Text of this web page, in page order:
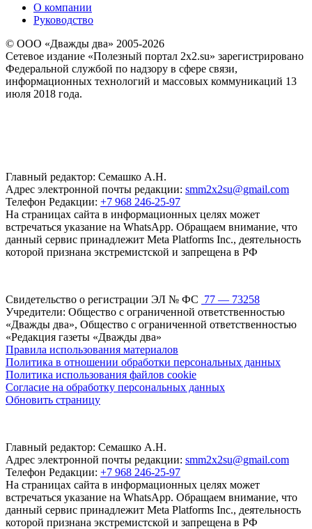
О компании
Руководство
© ООО «Дважды два» 2005-2026
Сетевое издание «Полезный портал 2x2.su» зарегистрировано
Федеральной службой по надзору в сфере связи,
информационных технологий и массовых коммуникаций 13
июля 2018 года.
Главный редактор: Семашко А.Н.
Адрес электронной почты редакции: smm2x2su@gmail.com
Телефон Редакции: +7 968 246-25-97
На страницах сайта в информационных целях может
встречаться указание на WhatsApp. Обращаем внимание, что
данный сервис принадлежит Meta Platforms Inc., деятельность
которой признана экстремистской и запрещена в РФ
Свидетельство о регистрации ЭЛ № ФС 77 — 73258
Учредители: Общество с ограниченной ответственностью
«Дважды два», Общество с ограниченной ответственностью
«Редакция газеты «Дважды два»
Правила использования материалов
Политика в отношении обработки персональных данных
Политика использования файлов cookie
Согласие на обработку персональных данных
Обновить страницу
Главный редактор: Семашко А.Н.
Адрес электронной почты редакции: smm2x2su@gmail.com
Телефон Редакции: +7 968 246-25-97
На страницах сайта в информационных целях может
встречаться указание на WhatsApp. Обращаем внимание, что
данный сервис принадлежит Meta Platforms Inc., деятельность
которой признана экстремистской и запрещена в РФ